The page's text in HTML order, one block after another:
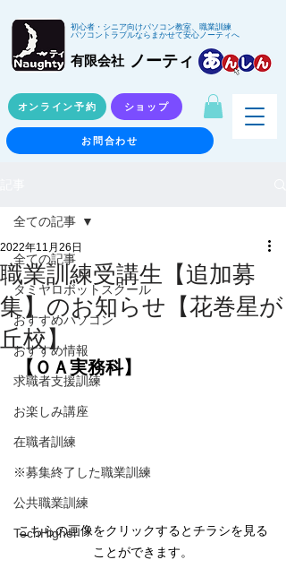
初心者・シニア向けパソコン教室、職業訓練
パソコントラブルならまかせて安心ノーティへ
有限会社 ノーティ
オンライン予約 ショップ
お問合わせ
全ての記事
タミヤロボットスクール
おすすめパソコン
おすすめ情報
求職者支援訓練
お楽しみ講座
在職者訓練
※募集終了した職業訓練
公共職業訓練
TechHigher
全ての記事
職業訓練受講生【追加募
集】のお知らせ【花巻星が
丘校】
2022年11月26日
【ＯＡ実務科】
こちらの画像をクリックするとチラシを見る
ことができます。